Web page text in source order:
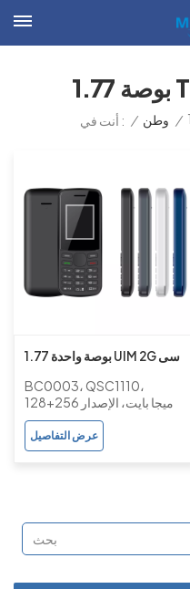
أنت في : / وطن /
1.77 بوصة واحدة UIM 2G سى
دى ام ايه بار ميزة الهاتف بدون
كاميرا
BC0003، QSC1110،
128+256 ميجا بايت، الإصدار
3.1.5
عرض التفاصيل